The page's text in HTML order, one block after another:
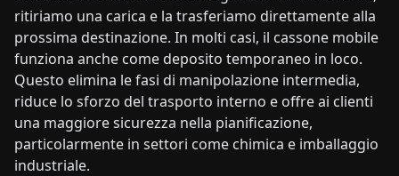
ritiriamo una carica e la trasferiamo direttamente alla
prossima destinazione. In molti casi, il cassone mobile
funziona anche come deposito temporaneo in loco.
Questo elimina le fasi di manipolazione intermedia,
riduce lo sforzo del trasporto interno e offre ai clienti
una maggiore sicurezza nella pianificazione,
particolarmente in settori come chimica e imballaggio
industriale.